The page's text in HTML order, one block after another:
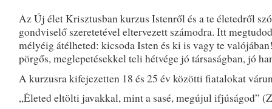
Az Új élet Krisztusban kurzus Istenről és a te életedről
gondviselő szeretetével eltervezett számodra. Itt
mélyéig átélheted: kicsoda Isten és ki is vagy te
pörgős, meglepetésekkel teli hétvége jó társaságban, jó
A kurzusra kifejezetten 18 és 25 év közötti fiatalokat
„Életed eltölti javakkal, mint a sasé, megújul ifjúságod”